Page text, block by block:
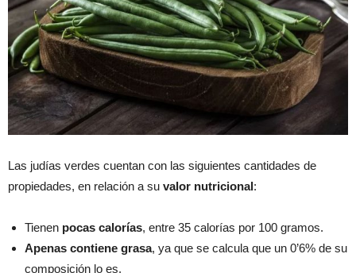
Las judías verdes cuentan con las siguientes cantidades de
propiedades, en relación a su valor nutricional:
Tienen pocas calorías, entre 35 calorías por 100 gramos.
Apenas contiene grasa, ya que se calcula que un 0’6% de su
composición lo es.